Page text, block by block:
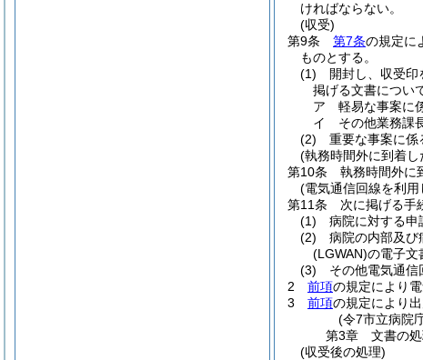
ければならない。
(収受)
第9条
第7条の規定に
ものとする。
(1)
開封し、収受印
掲げる文書につい
ア
軽易な事案に
イ
その他業務課
(2)
重要な事案に係
(執務時間外に到着
第10条
執務時間外に
(電気通信回線を利
第11条
次に掲げる手
(1)
病院に対する申
(2)
病院の内部及び
(LGWAN)の電子文
(3)
その他電気通
2
前項の規定により
3
前項の規定により
(令7市立病院
第3章
文書の
(収受後の処理)